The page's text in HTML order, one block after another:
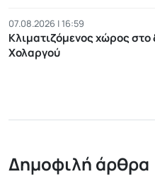
07.08.2026 | 16:59
Κλιματιζόμενος χώρος
Χολαργού
Δημοφιλή άρθρα